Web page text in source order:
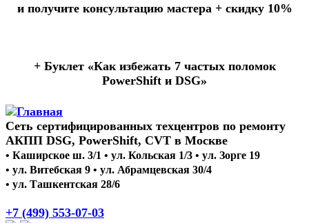
и получите консультацию мастера + скидку 10%
+ Буклет «Как избежать 7 частых поломок
PowerShift и DSG»
Сеть сертифицированных техцентров по ремонту
АКПП DSG, PowerShift, CVT в Москве
• Каширское ш. 3/1 • ул. Кольская 1/3 • ул. Зорге 19
• ул. Витебская 9 • ул. Абрамцевская 30/4
• ул. Ташкентская 28/6
+7 (499) 553-07-03